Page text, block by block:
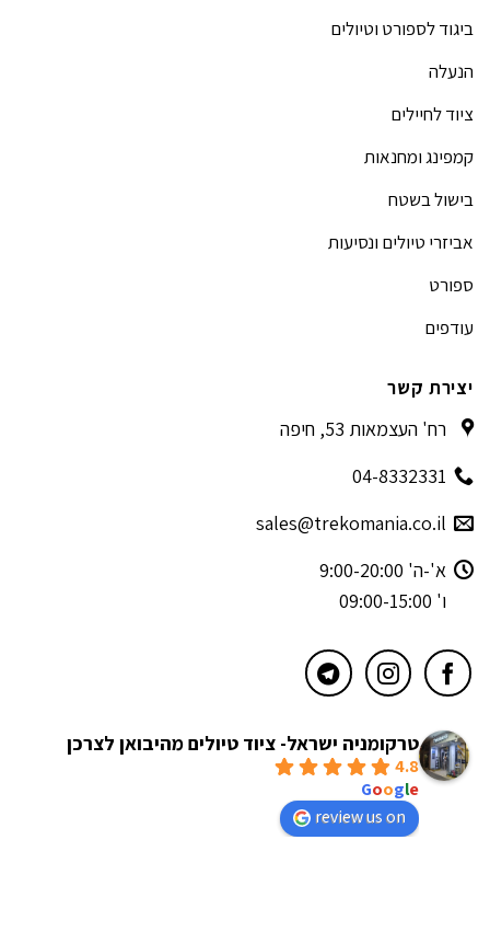
ביגוד לספורט וטיולים
הנעלה
ציוד לחיילים
קמפינג ומחנאות
בישול בשטח
אביזרי טיולים ונסיעות
ספורט
עודפים
יצירת קשר
רח' העצמאות 53, חיפה
04-8332331
sales@trekomania.co.il
א'-ה' 9:00-20:00
ו' 09:00-15:00
טרקומניה ישראל- ציוד טיולים מהיבואן לצרכן
4.8
Google
review us on